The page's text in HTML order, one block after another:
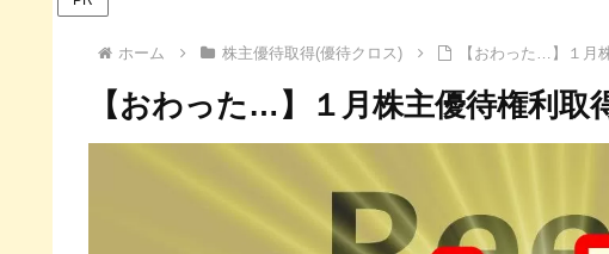
ホーム 株主優待取得(優待クロス) 【おわった…】１月
【おわった…】１月株主優待権利取